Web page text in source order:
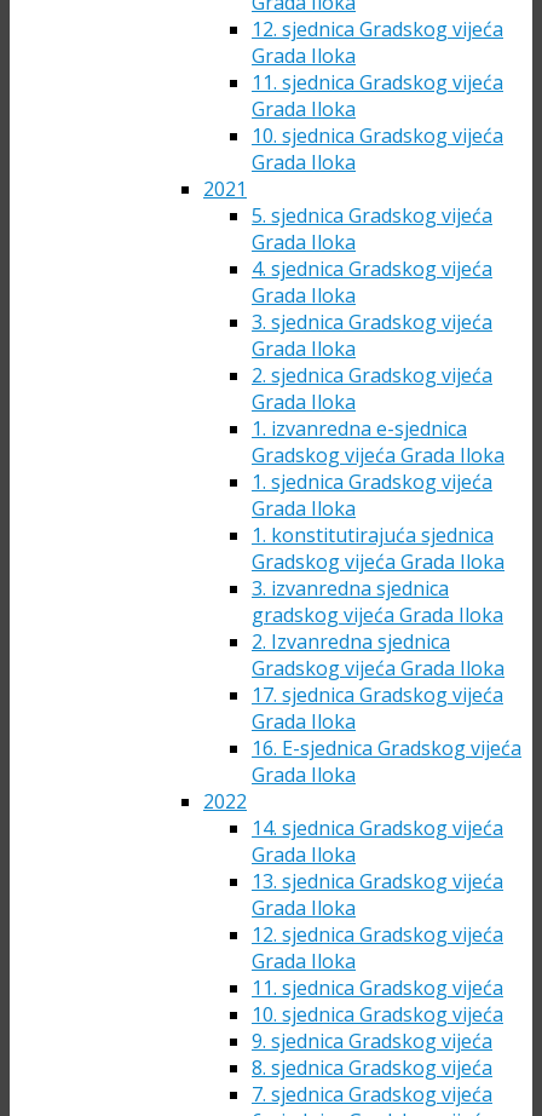
12. sjednica Gradskog vijeća
Grada Iloka
11. sjednica Gradskog vijeća
Grada Iloka
10. sjednica Gradskog vijeća
Grada Iloka
2021
5. sjednica Gradskog vijeća
Grada Iloka
4. sjednica Gradskog vijeća
Grada Iloka
3. sjednica Gradskog vijeća
Grada Iloka
2. sjednica Gradskog vijeća
Grada Iloka
1. izvanredna e-sjednica
Gradskog vijeća Grada Iloka
1. sjednica Gradskog vijeća
Grada Iloka
1. konstitutirajuća sjednica
Gradskog vijeća Grada Iloka
3. izvanredna sjednica
gradskog vijeća Grada Iloka
2. Izvanredna sjednica
Gradskog vijeća Grada Iloka
17. sjednica Gradskog vijeća
Grada Iloka
16. E-sjednica Gradskog vijeća
Grada Iloka
2022
14. sjednica Gradskog vijeća
Grada Iloka
13. sjednica Gradskog vijeća
Grada Iloka
12. sjednica Gradskog vijeća
Grada Iloka
11. sjednica Gradskog vijeća
10. sjednica Gradskog vijeća
9. sjednica Gradskog vijeća
8. sjednica Gradskog vijeća
7. sjednica Gradskog vijeća